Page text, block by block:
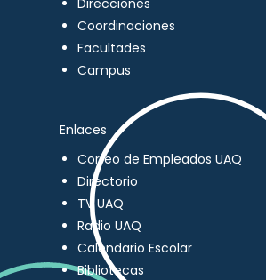
Direcciones
Coordinaciones
Facultades
Campus
Enlaces
Correo de Empleados UAQ
Directorio
TV UAQ
Radio UAQ
Calendario Escolar
Bibliotecas